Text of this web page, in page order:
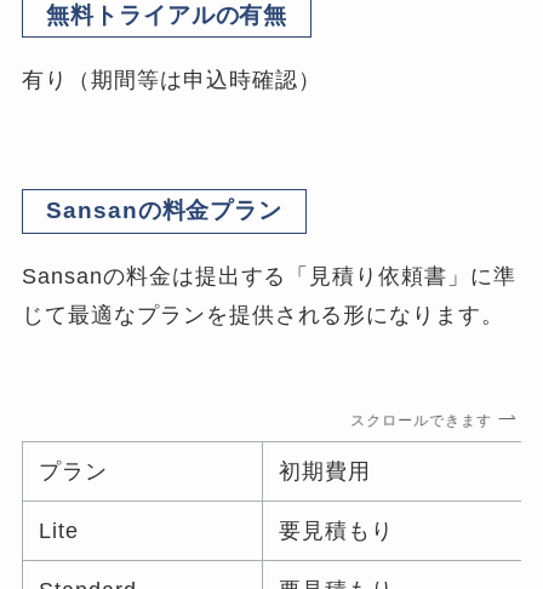
無料トライアルの有無
有り（期間等は申込時確認）
Sansanの料金プラン
Sansanの料金は提出する「見積り依頼書」に準
じて最適なプランを提供される形になります。
スクロールできます
プラン 初期費用
Lite 要見積もり